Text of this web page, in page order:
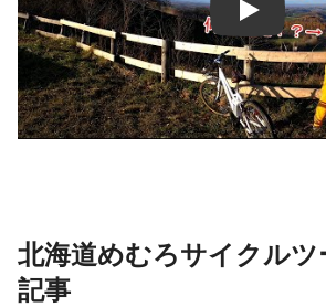
北海道めむろサイクル
記事